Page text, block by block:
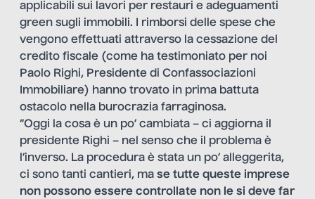
applicabili sui lavori per restauri e adeguamenti
green sugli immobili. I rimborsi delle spese che
vengono effettuati attraverso la cessazione del
credito fiscale (come ha testimoniato per noi
Paolo Righi, Presidente di Confassociazioni
Immobiliare) hanno trovato in prima battuta
ostacolo nella burocrazia farraginosa.
“Oggi la cosa è un po’ cambiata – ci aggiorna il
presidente Righi – nel senso che il problema è
l’inverso. La procedura è stata un po’ alleggerita,
ci sono tanti cantieri, ma se tutte queste imprese
non possono essere controllate non le si deve far